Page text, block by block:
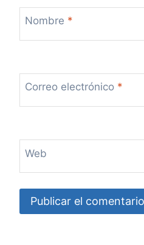
Nombre *
Correo electrónico *
Web